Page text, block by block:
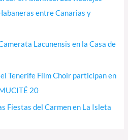
entre Canarias y
Lacunensis en la Casa de
Tenerife Film Choir participan en
20
Fiestas del Carmen en La Isleta